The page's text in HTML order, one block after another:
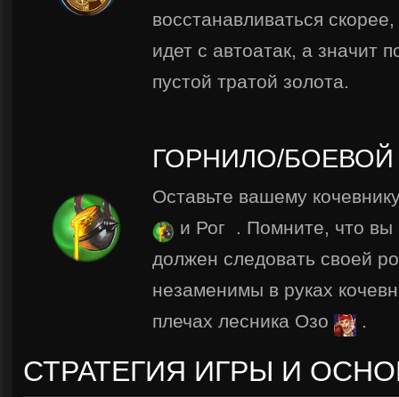
восстанавливаться
идет с автоатак, а значит
пустой тратой золота.
ГОРНИЛО/БОЕВОЙ
Оставьте вашему
и Рог
. Помните, что вы
должен следовать своей
незаменимы в руках
плечах лесника Озо
.
СТРАТЕГИЯ ИГРЫ И